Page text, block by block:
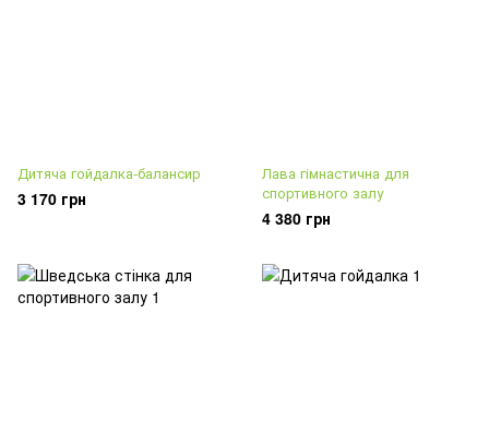
Дитяча гойдалка-балансир
3 170 грн
Лава гімнастична для
спортивного залу
4 380 грн